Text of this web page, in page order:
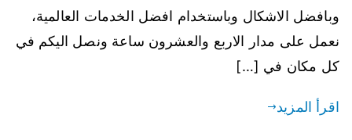
وبافضل الاشكال وباستخدام افضل الخدمات العالمية،
نعمل على مدار الاربع والعشرون ساعة ونصل اليكم في
كل مكان في […]
اقرأ المزيد